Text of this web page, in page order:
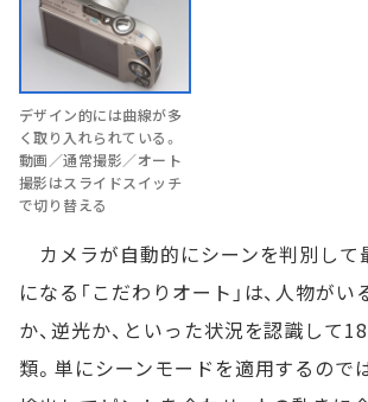
デザイン的には曲線が多
く取り入れられている。
動画／通常撮影／オート
撮影はスライドスイッチ
で切り替える
カメラが自動的にシーンを判別して
になる「こだわりオート」は、人物がい
か、逆光か、といった状況を認識して
類。単にシーンモードを適用するので